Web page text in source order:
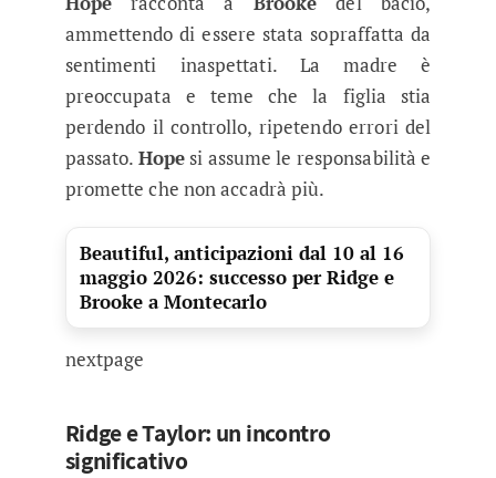
ammettendo di essere stata sopraffatta da
sentimenti inaspettati. La madre è
preoccupata e teme che la figlia stia
perdendo il controllo, ripetendo errori del
passato. Hopesi assume le responsabilità e
promette che non accadrà più.
Beautiful, anticipazioni dal 10 al 16
maggio 2026: successo per Ridge e
Brooke a Montecarlo
nextpage
Ridge e Taylor: un incontro
significativo